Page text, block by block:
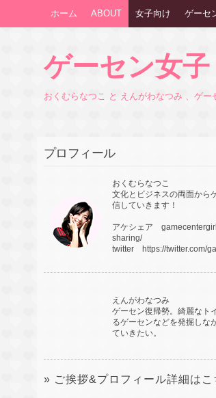
ホーム ABOUT 女子向け ゲーセ
ゲーセン女
おくむらなつこ と えんがわなつみ 、ゲ
プロフィール
おくむらなつこ
文化とビジネスの両面から
信していきます！
アケシェア
sharing/
twitter
https://twitter.com/
えんがわなつみ
ゲーセン復帰勢。綺麗なト
るゲーセンなどを発掘しな
ていきたい。
» ご挨拶&プロフィール詳細はこ